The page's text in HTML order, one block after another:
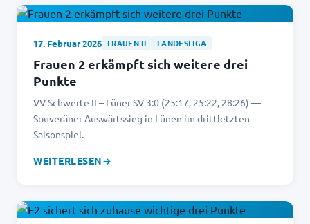
17. Februar 2026 FRAUEN II LANDESLIGA
Frauen 2 erkämpft sich weitere drei
Punkte
VV Schwerte II – Lüner SV 3:0 (25:17, 25:22, 28:26) —
Souveräner Auswärtssieg in Lünen im drittletzten
Saisonspiel.
WEITERLESEN→